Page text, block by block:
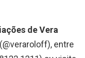
de Vera
(@veraroloff), entre